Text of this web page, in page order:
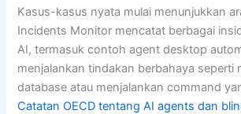
Kasus-kasus nyata mulai menunjukkan
Incidents Monitor mencatat berbagai
AI, termasuk contoh agent desktop
menjalankan tindakan berbahaya seperti
database atau menjalankan command
Catatan OECD tentang AI agents dan